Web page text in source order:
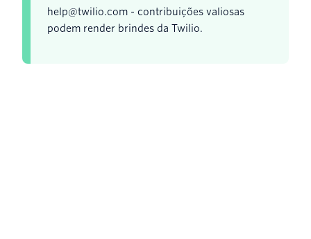
help@twilio.com - contribuições valiosas
podem render brindes da Twilio.